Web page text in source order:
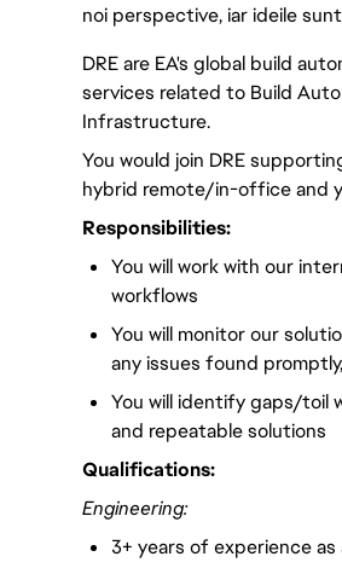
noi perspective, iar ideile
DRE are EA's global build
services related to Build
Infrastructure.
You would join DRE
hybrid remote/in-office and
Responsibilities:
You will work with our
workflows
You will monitor our
any issues found
You will identify gaps/toil
and repeatable solutions
Qualifications:
Engineering:
3+ years of experience